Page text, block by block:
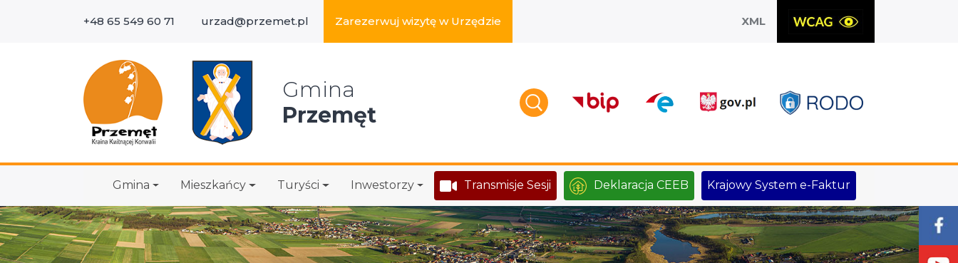
+48 65 549 60 71 urzad@przemet.pl Zarezerwuj wizytę w Urzędzie XML
Gmina
Przemęt
Gmina Mieszkańcy Turyści Inwestorzy Transmisje Sesji Deklaracja CEEB Krajowy System e-Faktur
Wyszukaj w serwisie